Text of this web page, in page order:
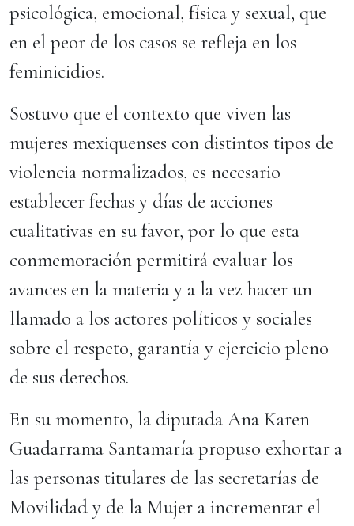
psicológica, emocional, física y sexual, que
en el peor de los casos se refleja en los
feminicidios.
Sostuvo que el contexto que viven las
mujeres mexiquenses con distintos tipos de
violencia normalizados, es necesario
establecer fechas y días de acciones
cualitativas en su favor, por lo que esta
conmemoración permitirá evaluar los
avances en la materia y a la vez hacer un
llamado a los actores políticos y sociales
sobre el respeto, garantía y ejercicio pleno
de sus derechos.
En su momento, la diputada Ana Karen
Guadarrama Santamaría propuso exhortar a
las personas titulares de las secretarías de
Movilidad y de la Mujer a incrementar el